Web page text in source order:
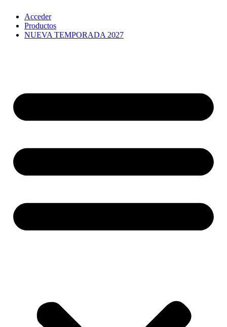
contenido
Acceder
Productos
NUEVA TEMPORADA 2027